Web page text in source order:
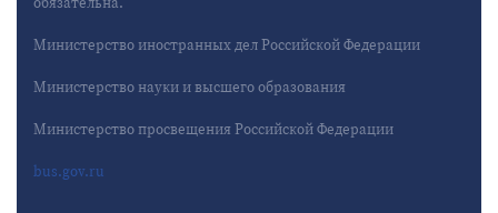
Министерство иностранных дел Российской Федерации
Министерство науки и высшего образования
Министерство просвещения Российской Федерации
bus.gov.ru